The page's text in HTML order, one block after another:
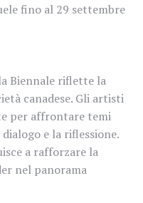
fino al 29 settembre
Biennale riflette la
canadese. Gli artisti
per affrontare temi
e la riflessione.
a rafforzare la
nel panorama